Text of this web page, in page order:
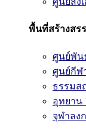
พื้นที่สร้างสร
ศูนย์พัน
ศูนย์กีฬ
ธรรมส
อุทยาน
จุฬาลง